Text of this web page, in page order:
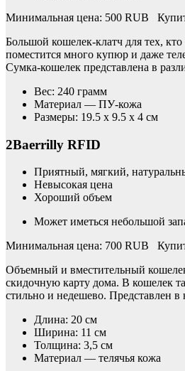
Минимальная цена: 500 RUB
Большой кошелек-клатч для тех,
поместится много купюр и даже
Сумка-кошелек представлена в
Вес: 240 грамм
Материал — ПУ-кожа
Размеры: 19.5 x 9.5 x 4 см
2Baerrilly RFID
Приятный, мягкий,
Невысокая цена
Хороший объем
Может иметься небольшой
Минимальная цена: 700 RUB
Объемный и вместительный
скидочную карту дома. В кошелек
стильно и недешево. Представлен в
Длина: 20 см
Ширина: 11 см
Толщина: 3,5 см
Материал — телячья кожа